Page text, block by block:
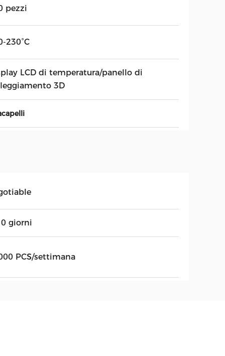
pezzi
230°C
LCD di temperatura/panello di
3D
giorni
PCS/settimana